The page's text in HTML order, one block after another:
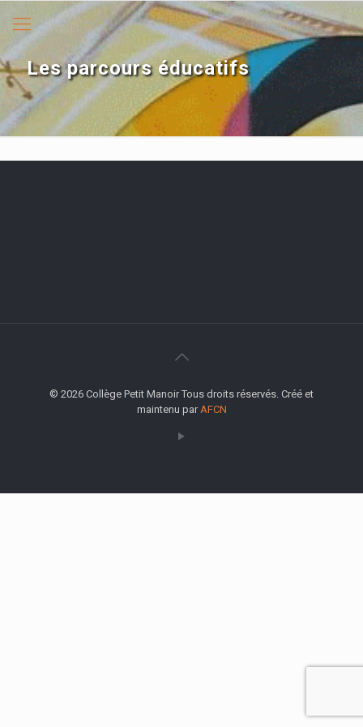
Les parcours éducatifs
© 2026 Collège Petit Manoir Tous droits réservés. Créé et
maintenu parAFCN